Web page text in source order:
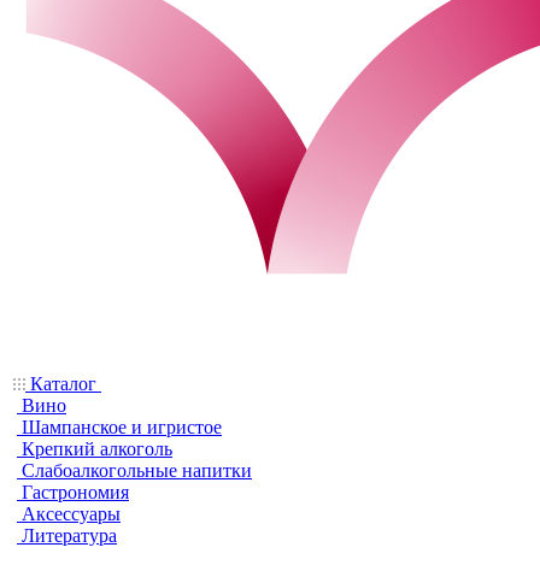
Каталог
Вино
Шампанское и игристое
Крепкий алкоголь
Слабоалкогольные напитки
Гастрономия
Аксессуары
Литература